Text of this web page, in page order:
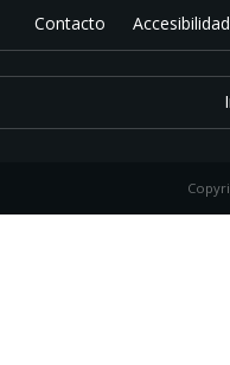
Contacto Accesibilidad